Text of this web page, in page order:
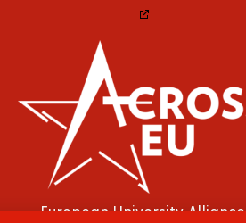
European University Alliance